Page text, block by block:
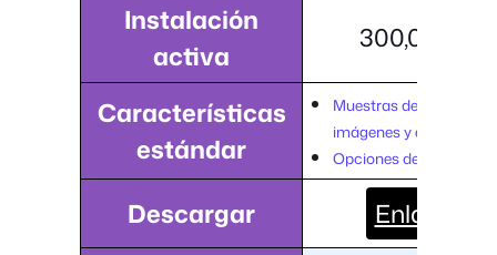
Instalación
activa
300,000+
Características
estándar
Muestras de colores,
imágenes y etiquetas
Opciones de dos
Descargar Enlace